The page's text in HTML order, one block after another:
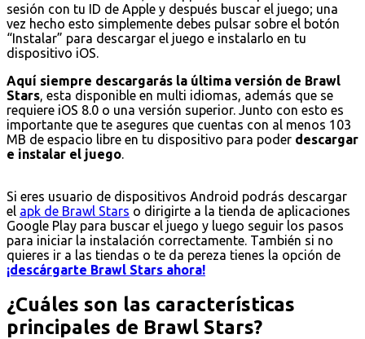
sesión con tu ID de Apple y después buscar el juego; una
vez hecho esto simplemente debes pulsar sobre el botón
“Instalar” para descargar el juego e instalarlo en tu
dispositivo iOS.
Aquí siempre descargarás la última versión de Brawl
Stars, esta disponible en multi idiomas, además que se
requiere iOS 8.0 o una versión superior. Junto con esto es
importante que te asegures que cuentas con al menos 103
MB de espacio libre en tu dispositivo para poder descargar
e instalar el juego.
Si eres usuario de dispositivos Android podrás descargar
el apk de Brawl Stars o dirigirte a la tienda de aplicaciones
Google Play para buscar el juego y luego seguir los pasos
para iniciar la instalación correctamente. También si no
quieres ir a las tiendas o te da pereza tienes la opción de
¡descárgarte Brawl Stars ahora!
¿Cuáles son las características
principales de Brawl Stars?